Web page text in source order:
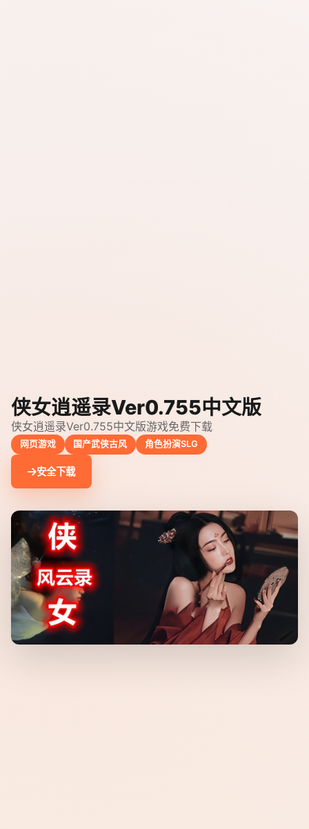
侠女逍遥录Ver0.755中文版
侠女逍遥录Ver0.755中文版游戏免费下载
网页游戏 国产武侠古风 角色扮演SLG
安全下载